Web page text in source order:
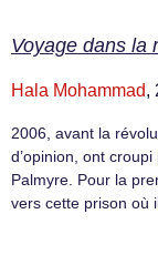
Voyage dans la
Hala Mohammad,
2006, avant la
d’opinion, ont
Palmyre. Pour la
vers cette prison où